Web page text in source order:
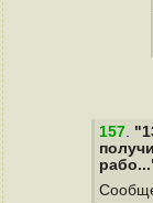
157.